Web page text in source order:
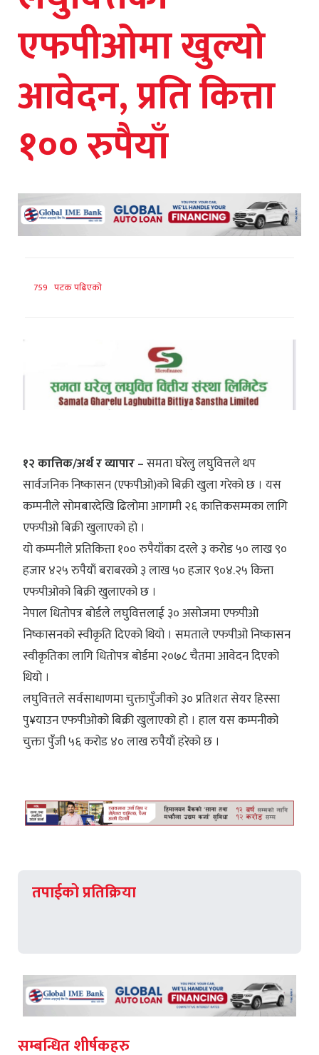
एफपीओमा खुल्यो
आवेदन, प्रति कित्ता
१०० रुपैयाँ
759 पटक पढिएको
१२ कात्तिक/अर्थ र व्यापार –समता घरेलु लघुवित्तले थप
सार्वजनिक निष्कासन (एफपीओ)को बिक्री खुला गरेको छ । यस
कम्पनीले सोमबारदेखि ढिलोमा आगामी २६ कात्तिकसम्मका लागि
एफपीओ बिक्री खुलाएको हो ।
यो कम्पनीले प्रतिकित्ता १०० रुपैयाँका दरले ३ करोड ५० लाख ९०
हजार ४२५ रुपैयाँ बराबरको ३ लाख ५० हजार ९०४.२५ कित्ता
एफपीओको बिक्री खुलाएको छ ।
नेपाल धितोपत्र बोर्डले लघुवित्तलाई ३० असोजमा एफपीओ
निष्कासनको स्वीकृति दिएको थियो । समताले एफपीओ निष्कासन
स्वीकृतिका लागि धितोपत्र बोर्डमा २०७८ चैतमा आवेदन दिएको
थियो ।
लघुवित्तले सर्वसाधाणमा चुक्तापुँजीको ३० प्रतिशत सेयर हिस्सा
पु¥याउन एफपीओको बिक्री खुलाएको हो । हाल यस कम्पनीको
चुक्ता पुँजी ५६ करोड ४० लाख रुपैयाँ हरेको छ ।
तपाईको प्रतिक्रिया
सम्बन्धित शीर्षकहरु